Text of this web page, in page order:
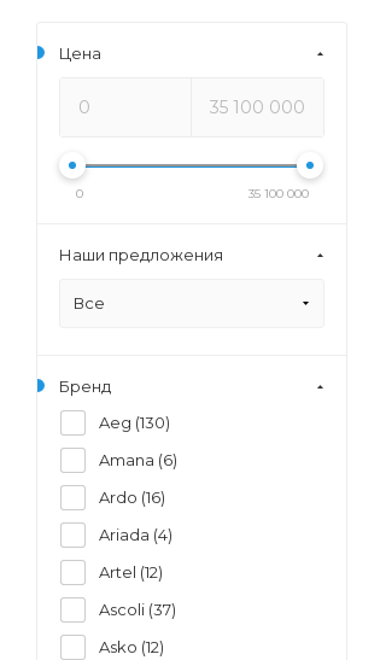
Цена
0 35 100 000
Наши предложения
Все
Бренд
Aeg (130)
Amana (6)
Ardo (16)
Ariada (4)
Artel (12)
Ascoli (37)
Asko (12)